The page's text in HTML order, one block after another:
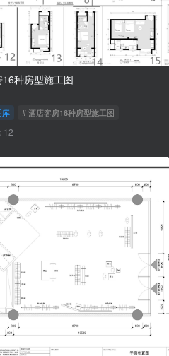
种房型施工图
库 # 酒店客房16种房型施工图
12